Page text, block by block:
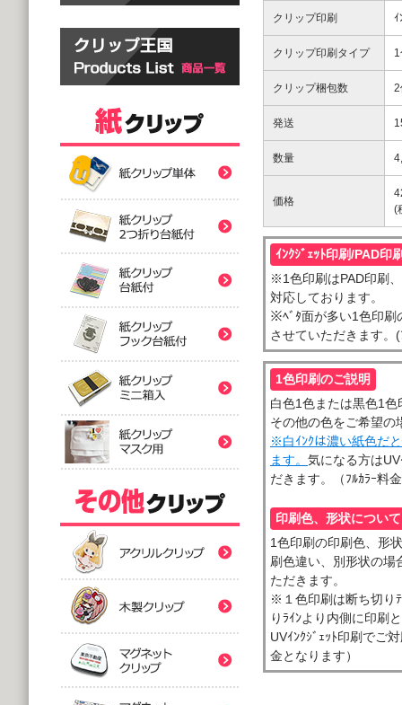
クリップ印刷 ｲ
クリップ印刷タイプ
クリップ梱包数 2
発送
数量
価格
(
ｲﾝｸｼﾞｪｯﾄ印刷/PAD印
※1色印刷はPAD印刷、
対応しております。
※ﾍﾞﾀ面が多い1色印刷
させていただきます。
1色印刷のご説明
白色1色または黒色1
その他の色をご希望の
※白ｲﾝｸは濃い紙色だ
ます。 気になる方は
だきます。（ﾌﾙｶﾗｰ料
印刷色、形状について
1色印刷の印刷色、形
刷色違い、別形状の場
ただきます。
※１色印刷は断ち切り
りﾗｲﾝより内側に印刷
UVｲﾝｸｼﾞｪｯﾄ印刷でご
金となります）
紙クリップ印刷なし
バラタイプ
@12.64～
(10,000個 1個あたり)
紙クリップ印刷有
@32.52～
(5,000個 1個あたり)
2つ折台紙付タイプ
@52.40～
(5,000個 1個あたり)
紙クリップ印刷有
2つ折台紙付タイプ
@80.96～
(5,000個 1個あたり)
紙クリップ印刷なし
台紙付タイプ
@48.74～
(5,000個 1個あたり)
紙クリップ印刷なし
フック台紙付タイプ
@55.92～
(5,000個 1個あたり)
紙クリップ印刷有
フック台紙付タイプ
@66.30～
紙クリップ印刷なし
@122.58～
(5,000個 1個あたり)
紙クリップ印刷-マス
紙クリップマスク用
２ツ折台紙付
@80.96～
(5,000個 1個あたり)
アクリルクリップ印
片面タイプ
木製クリップ印刷
マグネットクリップ
マグネットクリップ